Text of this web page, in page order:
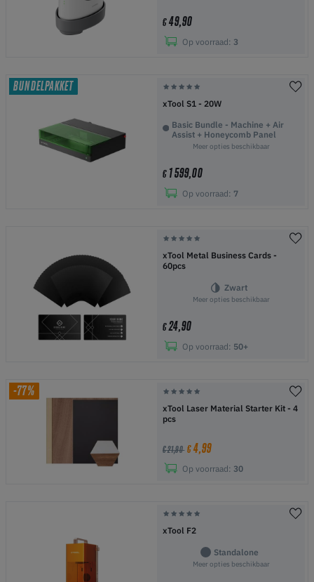
€49,90
Op voorraad: 3
BUNDELPAKKET
xTool S1 - 20W
Basic Bundle - Machine + Air
Assist + Honeycomb Panel
Meer opties beschikbaar
€1 599,00
Op voorraad: 7
xTool Metal Business Cards -
60pcs
Zwart
Meer opties beschikbaar
€24,90
Op voorraad: 50+
-77%
xTool Laser Material Starter Kit - 4
pcs
€ 21,90 €4,99
Op voorraad: 30
xTool F2
Standalone
Meer opties beschikbaar